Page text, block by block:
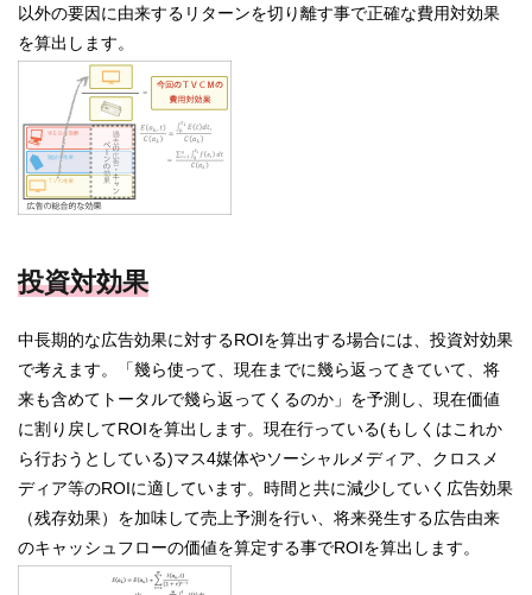
以外の要因に由来するリターンを切り離す事で正確な費用対効果
を算出します。
投資対効果
中長期的な広告効果に対するROIを算出する場合には、投資対効果
で考えます。「幾ら使って、現在までに幾ら返ってきていて、将
来も含めてトータルで幾ら返ってくるのか」を予測し、現在価値
に割り戻してROIを算出します。現在行っている(もしくはこれか
ら行おうとしている)マス4媒体やソーシャルメディア、クロスメ
ディア等のROIに適しています。時間と共に減少していく広告効果
（残存効果）を加味して売上予測を行い、将来発生する広告由来
のキャッシュフローの価値を算定する事でROIを算出します。